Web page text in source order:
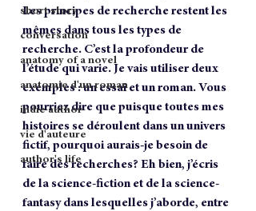
short story
conversation
anatomy of a novel
anatomie d'un roman
indie author
vie d'auteure
author's life
Les principes de recherche restent les
mêmes dans tous les types de
recherche. C’est la profondeur de
l’étude qui varie. Je vais utiliser deux
exemples : un essai et un roman. Vous
pourriez dire que puisque toutes mes
histoires se déroulent dans un univers
fictif, pourquoi aurais-je besoin de
faire des recherches? Eh bien, j’écris
de la science-fiction et de la science-
fantasy dans lesquelles j’aborde, entre